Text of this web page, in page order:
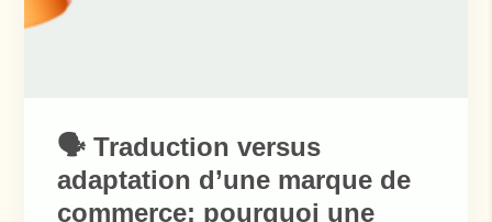
🗣️ Traduction versus
adaptation d’une marque de
commerce: pourquoi une